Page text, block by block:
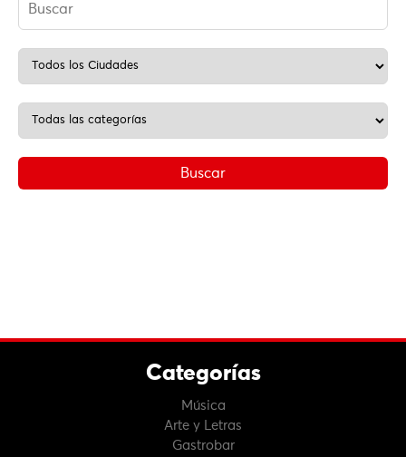
Categorías
Música
Arte y Letras
Gastrobar